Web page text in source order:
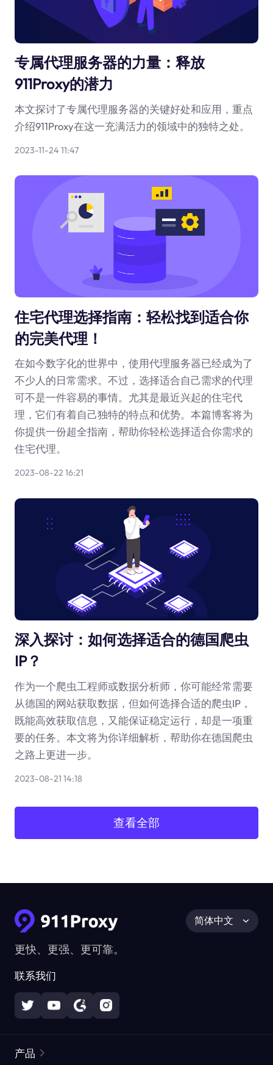
专属代理服务器的力量：释放
911Proxy的潜力
本文探讨了专属代理服务器的关键好处和应用，重点
介绍911Proxy在这一充满活力的领域中的独特之处。
2023-11-24 11:47
住宅代理选择指南：轻松找到适合你
的完美代理！
在如今数字化的世界中，使用代理服务器已经成为了
不少人的日常需求。不过，选择适合自己需求的代理
可不是一件容易的事情。尤其是最近兴起的住宅代
理，它们有着自己独特的特点和优势。本篇博客将为
你提供一份超全指南，帮助你轻松选择适合你需求的
住宅代理。
2023-08-22 16:21
深入探讨：如何选择适合的德国爬虫
IP？
作为一个爬虫工程师或数据分析师，你可能经常需要
从德国的网站获取数据，但如何选择合适的爬虫IP，
既能高效获取信息，又能保证稳定运行，却是一项重
要的任务。本文将为你详细解析，帮助你在德国爬虫
之路上更进一步。
2023-08-21 14:18
查看全部
更快、更强、更可靠。
联系我们
简体中文
产品